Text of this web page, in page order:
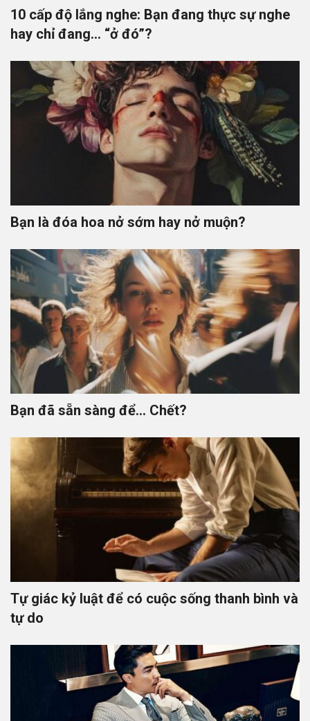
10 cấp độ lắng nghe: Bạn đang thực sự nghe
hay chỉ đang… “ở đó”?
Bạn là đóa hoa nở sớm hay nở muộn?
Bạn đã sẵn sàng để… Chết?
Tự giác kỷ luật để có cuộc sống thanh bình và
tự do